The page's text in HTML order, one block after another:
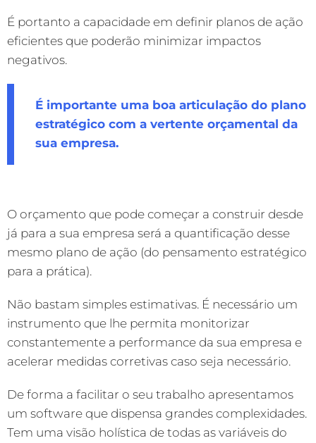
É portanto a capacidade em definir planos de ação
eficientes que poderão minimizar impactos
negativos.
É importante uma boa articulação do plano
estratégico com a vertente orçamental da
sua empresa.
O orçamento que pode começar a construir desde
já para a sua empresa será a quantificação desse
mesmo plano de ação (do pensamento estratégico
para a prática).
Não bastam simples estimativas. É necessário um
instrumento que lhe permita monitorizar
constantemente a performance da sua empresa e
acelerar medidas corretivas caso seja necessário.
De forma a facilitar o seu trabalho apresentamos
um software que dispensa grandes complexidades.
Tem uma visão holística de todas as variáveis do